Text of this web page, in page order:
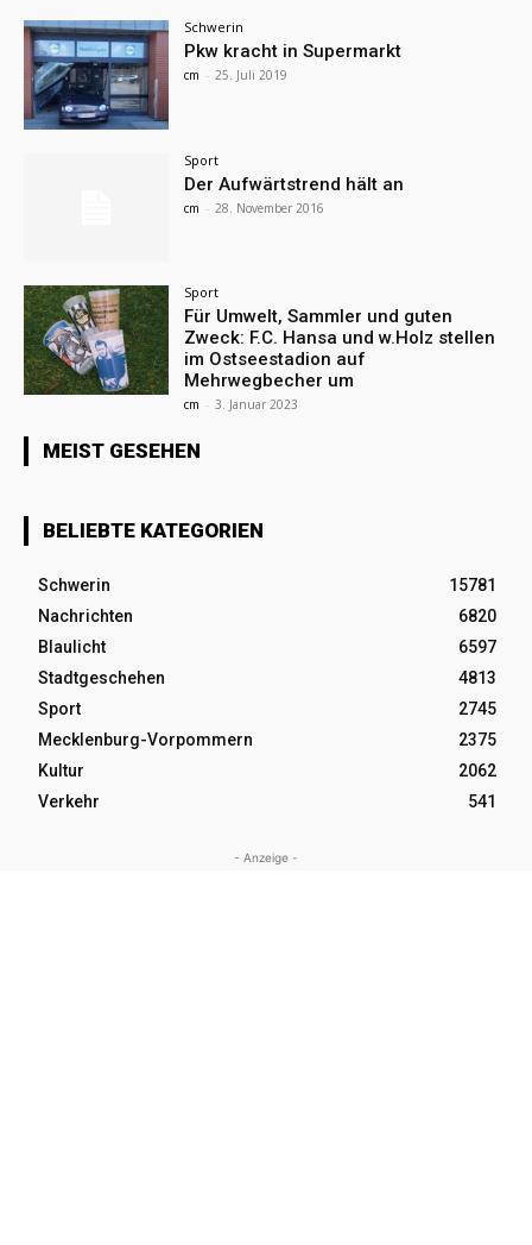
Schwerin
Pkw kracht in Supermarkt
cm - 25. Juli 2019
Sport
Der Aufwärtstrend hält an
cm - 28. November 2016
Sport
Für Umwelt, Sammler und guten
Zweck: F.C. Hansa und w.Holz stellen
im Ostseestadion auf
Mehrwegbecher um
cm - 3. Januar 2023
MEIST GESEHEN
BELIEBTE KATEGORIEN
Schwerin
15781
Nachrichten
6820
Blaulicht
6597
Stadtgeschehen
4813
Sport
2745
Mecklenburg-Vorpommern
2375
Kultur
2062
Verkehr
541
- Anzeige -